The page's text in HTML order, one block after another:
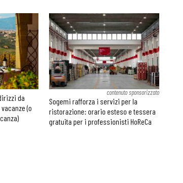
da
(o
contenuto sponsorizzato
Sogemi rafforza i servizi per la
ristorazione: orario esteso e tessera
gratuita per i professionisti HoReCa